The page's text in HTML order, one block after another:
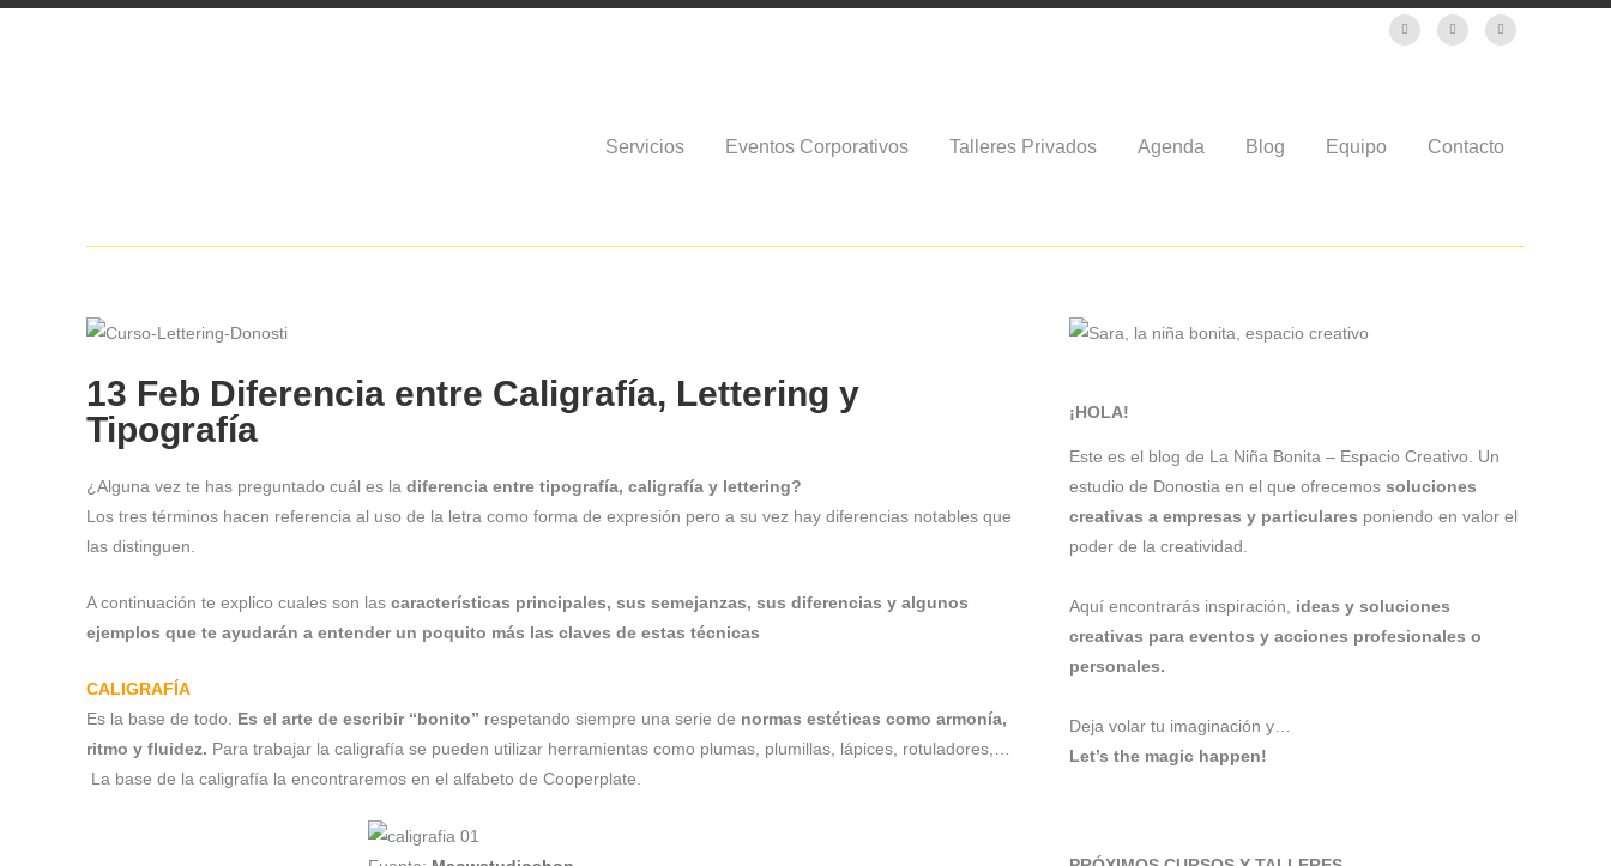
Servicios Eventos Corporativos Talleres Privados Agenda Blog Equipo Contacto
13 Feb Diferencia entre Caligrafía, Lettering y
Tipografía
¿Alguna vez te has preguntado cuál es la diferencia entre tipografía, caligrafía y lettering?
Los tres términos hacen referencia al uso de la letra como forma de expresión pero a su vez hay diferencias notables que
las distinguen.
A continuación te explico cuales son las características principales, sus semejanzas, sus diferencias y algunos
ejemplos que te ayudarán a entender un poquito más las claves de estas técnicas
CALIGRAFÍA
Es la base de todo. Es el arte de escribir “bonito” respetando siempre una serie de normas estéticas como armonía,
ritmo y fluidez. Para trabajar la caligrafía se pueden utilizar herramientas como plumas, plumillas, lápices, rotuladores,…
La base de la caligrafía la encontraremos en el alfabeto de Cooperplate.
¡HOLA!
Este es el blog de La Niña Bonita – Espacio Creativo. Un
estudio de Donostia en el que ofrecemos soluciones
creativas a empresas y particulares poniendo en valor el
poder de la creatividad.
Aquí encontrarás inspiración,
ideas y soluciones
creativas para eventos y acciones profesionales o
personales.
Deja volar tu imaginación y…
Let’s the magic happen!